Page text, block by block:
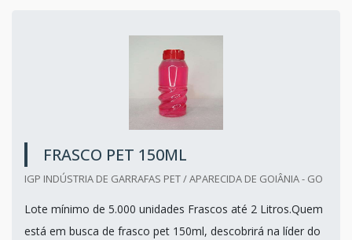
FRASCO PET 150ML
IGP INDÚSTRIA DE GARRAFAS PET / APARECIDA DE GOIÂNIA - GO
Lote mínimo de 5.000 unidades Frascos até 2 Litros.Quem
está em busca de frasco pet 150ml, descobrirá na líder do